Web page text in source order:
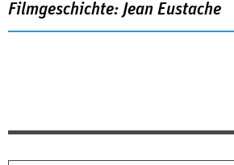
Filmgeschichte: Jean Eustache